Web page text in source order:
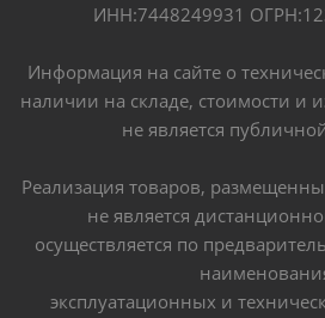
ИНН:7448249931
Информация на сайте о
наличии на складе, стоимости и
не является
Реализация товаров,
не является
осуществляется по
эксплуатационных и